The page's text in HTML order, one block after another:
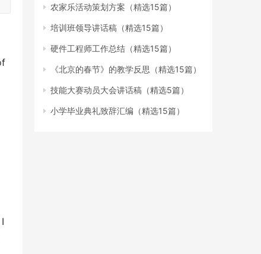
农家乐活动策划方案（精选15篇）
培训班领导讲话稿（精选15篇）
硬件工程师工作总结（精选15篇）
《北京的春节》的教学反思（精选15篇）
技能大赛动员大会讲话稿（精选5篇）
小学毕业典礼致辞汇编（精选15篇）